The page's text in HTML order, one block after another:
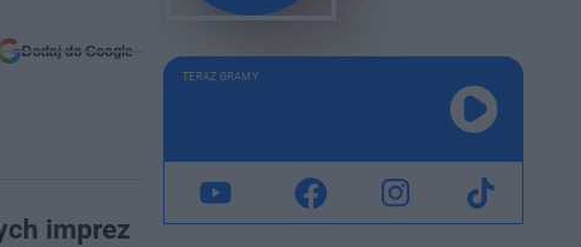
Dodaj do Google
imprez
TERAZ GRAMY